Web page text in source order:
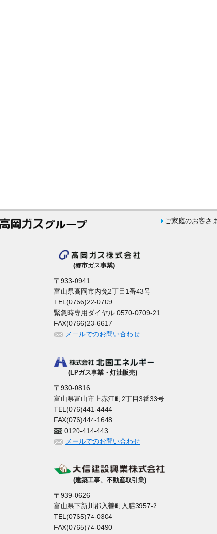
ご家庭のお客さ
(都市ガス事業)
〒933-0941
富山県高岡市内免2丁目1番43号
TEL(0766)22-0709
緊急時専用ダイヤル 0570-0709-21
FAX(0766)23-6617
メールでのお問い合わせ
(LPガス事業・灯油販売)
〒930-0816
富山県富山市上赤江町2丁目3番33号
TEL(076)441-4444
FAX(076)444-1648
0120-414-443
メールでのお問い合わせ
(建築工事、不動産取引業)
〒939-0626
富山県下新川郡入善町入膳3957-2
TEL(0765)74-0304
FAX(0765)74-0490